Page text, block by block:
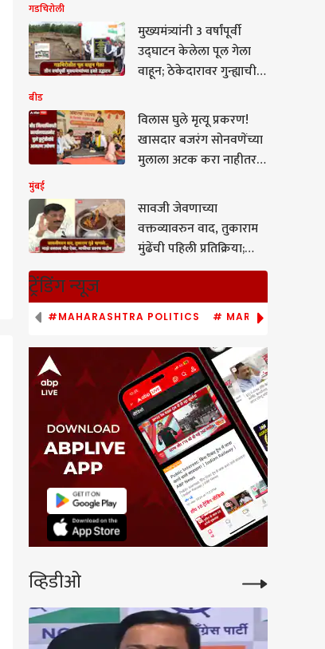
2/8
मोबिलाईझर राहणार
गडचिरोली
मुख्यमंत्र्यांनी 3 वर्षांपूर्वी
उद्घाटन केलेला पूल गेला
वाहून; ठेकेदारावर गुन्ह्याची
खोचक टीका
बीड
विलास घुले मृत्यू प्रकरण!
खासदार बजरंग सोनवणेंच्या
मुलाला अटक करा नाहीतर
कार्यालयासमोर घुले
कुटुंबीयांचे आमरण उपोषण
मुंबई
सावजी जेवणाच्या
वक्तव्यावरुन वाद, तुकाराम
मुंढेंची पहिली प्रतिक्रिया;
म्हणाले, माफी मागण्याचा
ट्रेंडिंग न्यूज
#MAHARASHTRA POLITICS # MARATHI NEWS
व्हिडीओ